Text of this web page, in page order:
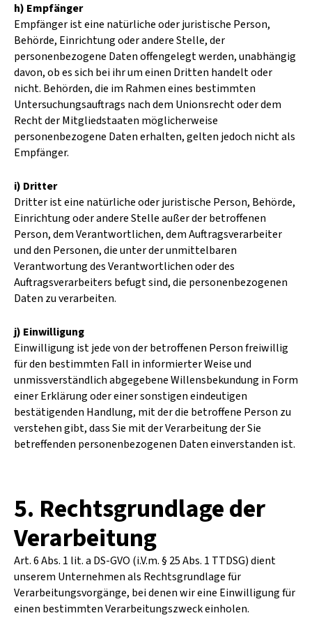
h) Empfänger
Empfänger ist eine natürliche oder juristische Person,
Behörde, Einrichtung oder andere Stelle, der
personenbezogene Daten offengelegt werden, unabhängig
davon, ob es sich bei ihr um einen Dritten handelt oder
nicht. Behörden, die im Rahmen eines bestimmten
Untersuchungsauftrags nach dem Unionsrecht oder dem
Recht der Mitgliedstaaten möglicherweise
personenbezogene Daten erhalten, gelten jedoch nicht als
Empfänger.
i) Dritter
Dritter ist eine natürliche oder juristische Person, Behörde,
Einrichtung oder andere Stelle außer der betroffenen
Person, dem Verantwortlichen, dem Auftragsverarbeiter
und den Personen, die unter der unmittelbaren
Verantwortung des Verantwortlichen oder des
Auftragsverarbeiters befugt sind, die personenbezogenen
Daten zu verarbeiten.
j) Einwilligung
Einwilligung ist jede von der betroffenen Person freiwillig
für den bestimmten Fall in informierter Weise und
unmissverständlich abgegebene Willensbekundung in Form
einer Erklärung oder einer sonstigen eindeutigen
bestätigenden Handlung, mit der die betroffene Person zu
verstehen gibt, dass Sie mit der Verarbeitung der Sie
betreffenden personenbezogenen Daten einverstanden ist.
5. Rechtsgrundlage der
Verarbeitung
Art. 6 Abs. 1 lit. a DS-GVO (i.V.m. § 25 Abs. 1 TTDSG) dient
unserem Unternehmen als Rechtsgrundlage für
Verarbeitungsvorgänge, bei denen wir eine Einwilligung für
einen bestimmten Verarbeitungszweck einholen.